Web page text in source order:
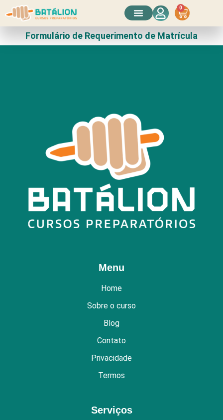
0
Formulário de Requerimento de Matrícula
Menu
Home
Sobre o curso
Blog
Contato
Privacidade
Termos
Serviços